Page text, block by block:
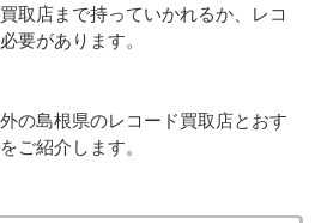
取店まで持っていかれるか、レコ
要があります。
の島根県のレコード買取店とおす
ご紹介します。